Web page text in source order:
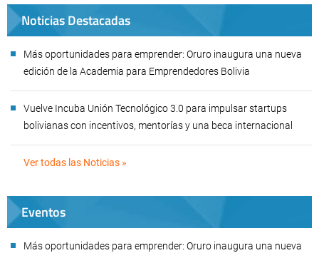
Noticias Destacadas
Más oportunidades para emprender: Oruro inaugura una nueva
edición de la Academia para Emprendedores Bolivia
Vuelve Incuba Unión Tecnológico 3.0 para impulsar startups
bolivianas con incentivos, mentorías y una beca internacional
Ver todas las Noticias »
Eventos
Más oportunidades para emprender: Oruro inaugura una nueva